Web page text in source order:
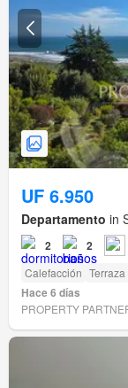
UF 6.950
Departamento in
2 2
Calefacción Terraza
Hace 6 días
PROPERTY